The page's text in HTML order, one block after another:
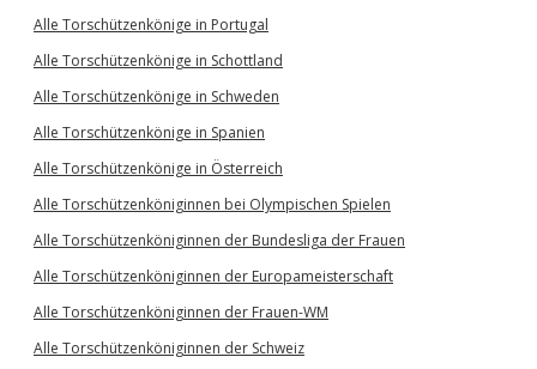
Alle Torschützenkönige in Portugal
Alle Torschützenkönige in Schottland
Alle Torschützenkönige in Schweden
Alle Torschützenkönige in Spanien
Alle Torschützenkönige in Österreich
Alle Torschützenköniginnen bei Olympischen Spielen
Alle Torschützenköniginnen der Bundesliga der Frauen
Alle Torschützenköniginnen der Europameisterschaft
Alle Torschützenköniginnen der Frauen-WM
Alle Torschützenköniginnen der Schweiz